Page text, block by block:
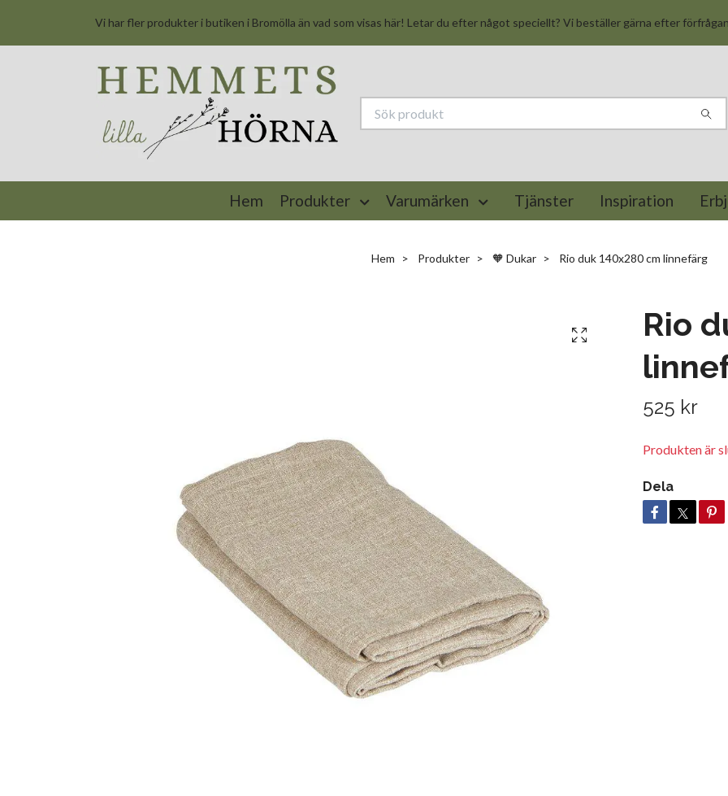
Vi har fler produkter i butiken i Bromölla än vad som visas här! Letar du efter något speciellt? Vi beställer gärna efter
Hem Produkter Varumärken Tjänster Inspiration
Hem Produkter 🧡 Dukar Rio duk 140x280 cm linnefärg
Rio
525 kr
Produkten är
Dela